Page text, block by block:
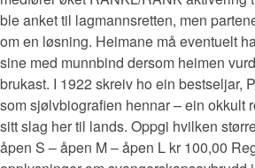
ble anket til lagmannsretten, men
om en løsning. Heimane må eventuelt
sine med munnbind dersom heimen
brukast. I 1922 skreiv ho ein bestseljar,
som sjølvbiografien hennar – ein okkult
sitt slag her til lands. Oppgi hvilken
åpen S – åpen M – åpen L kr 100,00